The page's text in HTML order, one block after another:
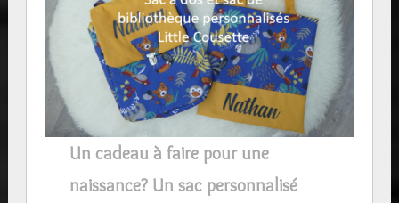
Un cadeau à faire pour une
naissance? Un sac personnalisé